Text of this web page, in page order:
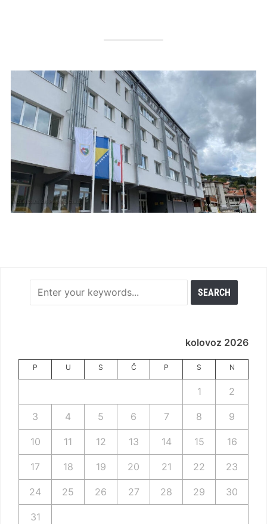
kolovoz 2026
P U S Č P S N
1 2
3 4 5 6 7 8 9
10 11 12 13 14 15 16
17 18 19 20 21 22 23
24 25 26 27 28 29 30
31